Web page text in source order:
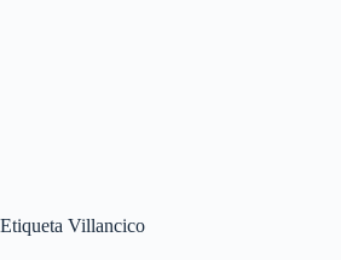
Etiqueta Villancico